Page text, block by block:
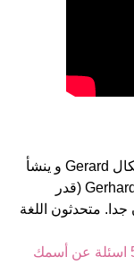
Gerhard هو اسم للبنين الأسم شكل من أشكال Gerard و ينشأ
من ألماني. على موقعنا 37 الأشخاص بأسم Gerhard (قدر
انهم راضون جدا. متحدثون اللغة